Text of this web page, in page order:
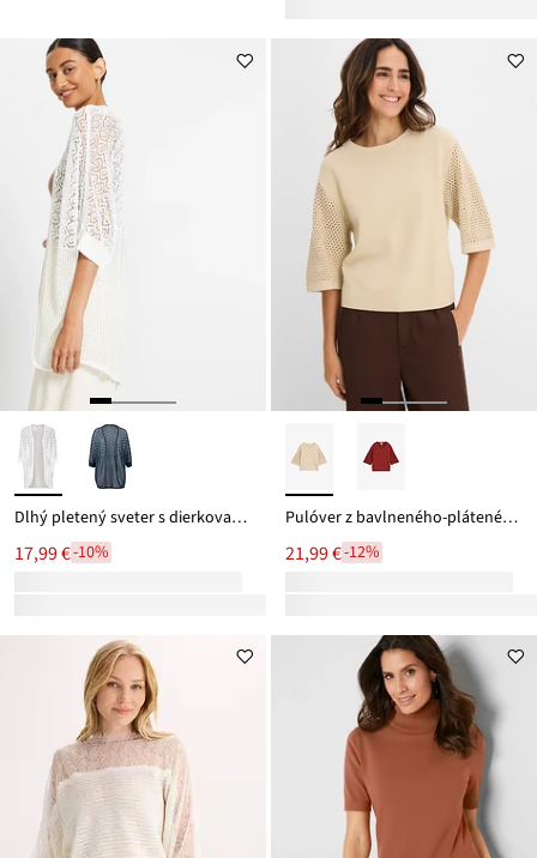
Dlhý pletený sveter s dierkovaným vzorom
17,99 €-10%
Pulóver z bavlneného-pláteného mixu
21,99 €-12%